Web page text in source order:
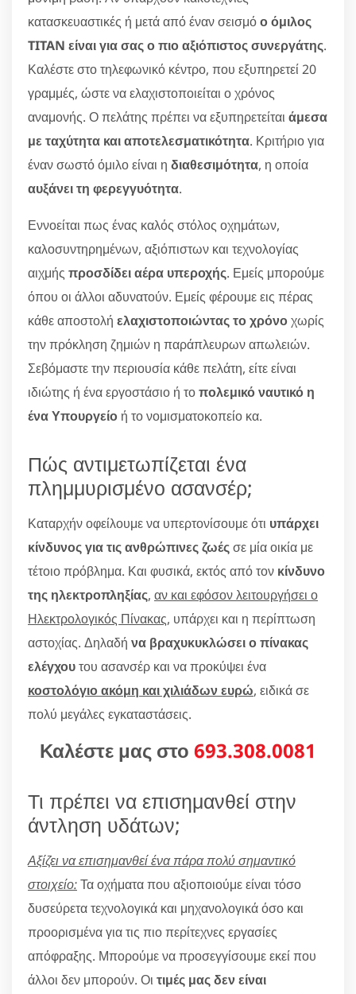
κατασκευαστικές ή μετά από έναν σεισμόο όμιλος
TITAN είναι για σας ο πιο αξιόπιστος συνεργάτης.
Καλέστε στο τηλεφωνικό κέντρο, που εξυπηρετεί 20
γραμμές, ώστε να ελαχιστοποιείται ο χρόνος
αναμονής. Ο πελάτης πρέπει να εξυπηρετείται άμεσα
με ταχύτητα και αποτελεσματικότητα. Κριτήριο για
έναν σωστό όμιλο είναι η διαθεσιμότητα, η οποία
αυξάνει τη φερεγγυότητα.
Εννοείται πως ένας καλός στόλος οχημάτων,
καλοσυντηρημένων, αξιόπιστων και τεχνολογίας
αιχμής προσδίδει αέρα υπεροχής. Εμείς μπορούμε
όπου οι άλλοι αδυνατούν. Εμείς φέρουμε εις πέρας
κάθε αποστολή ελαχιστοποιώντας το χρόνοχωρίς
την πρόκληση ζημιών η παράπλευρων απωλειών.
Σεβόμαστε την περιουσία κάθε πελάτη, είτε είναι
ιδιώτης ή ένα εργοστάσιο ή τοπολεμικό ναυτικό η
ένα Υπουργείο ή το νομισματοκοπείο κα.
Πώς αντιμετωπίζεται ένα
πλημμυρισμένο ασανσέρ;
Καταρχήν οφείλουμε να υπερτονίσουμε ότι υπάρχει
κίνδυνος για τις ανθρώπινες ζωέςσε μία οικία με
τέτοιο πρόβλημα. Και φυσικά, εκτός από τον κίνδυνο
της ηλεκτροπληξίας, αν και εφόσον λειτουργήσει ο
Ηλεκτρολογικός Πίνακας, υπάρχει και η περίπτωση
αστοχίας. Δηλαδή να βραχυκυκλώσει ο πίνακας
ελέγχουτου ασανσέρ και να προκύψει ένα
κοστολόγιο ακόμη και χιλιάδων ευρώ, ειδικά σε
πολύ μεγάλες εγκαταστάσεις.
Καλέστε μας στο 693.308.0081
Τι πρέπει να επισημανθεί στην
άντληση υδάτων;
Αξίζει να επισημανθεί ένα πάρα πολύ σημαντικό
στοιχείο:Τα οχήματα που αξιοποιούμε είναι τόσο
δυσεύρετα τεχνολογικά και μηχανολογικά όσο και
προορισμένα για τις πιο περίτεχνες εργασίες
απόφραξης. Μπορούμε να προσεγγίσουμε εκεί που
άλλοι δεν μπορούν. Οι τιμές μας δεν είναι